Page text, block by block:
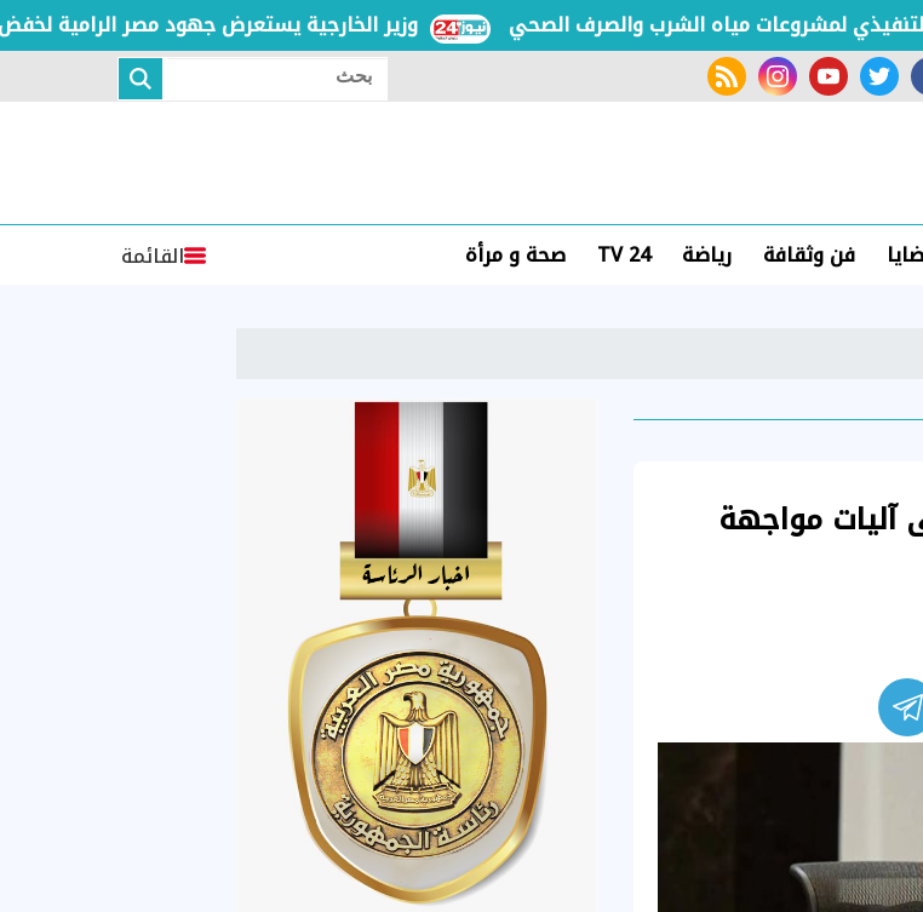
وزير الخارجية يستعرض جهود مصر الرامية لخفض لمشروعات مياه الشرب والصرف الصحي
twitter
youtube
instagram
rss feed
بحث
فن وثقافة رياضة TV 24 صحة و مرأة القائمة
آليات مواجهة